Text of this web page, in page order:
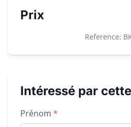
Prix
Reference:
Intéressé par
Property inquiry form
Prénom *